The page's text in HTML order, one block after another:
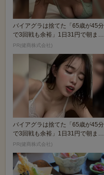
バイアグラは捨てた「65歳が45分
で3回戦も余裕」1日31円で朝まで
絶好調！
PR(健商株式会社)
バイアグラは捨てた「65歳が45分
で3回戦も余裕」1日31円で朝まで
絶好調！
PR(健商株式会社)